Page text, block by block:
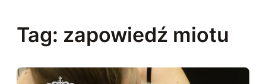
Tag: zapowiedź miotu